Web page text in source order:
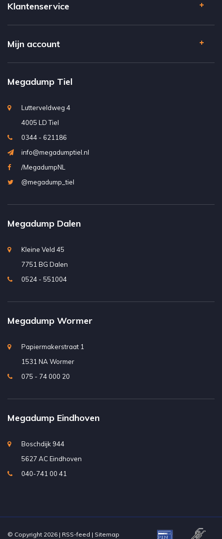
Klantenservice
Mijn account
Megadump Tiel
Lutterveldweg 4
4005 LD Tiel
0344 - 621186
info@megadumptiel.nl
/MegadumpNL
@megadump_tiel
Megadump Dalen
Kleine Veld 45
7751 BG Dalen
0524 - 551004
Megadump Wormer
Papiermakerstraat 1
1531 NA Wormer
075 - 74 000 20
Megadump Eindhoven
Boschdijk 944
5627 AC Eindhoven
040-741 00 41
© Copyright 2026 | RSS-feed | Sitemap